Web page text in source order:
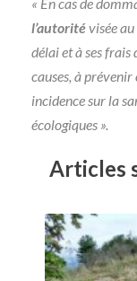
l’autoritévisée
délai et à ses frais
causes, à
incidence sur la
écologiques ».
Articles